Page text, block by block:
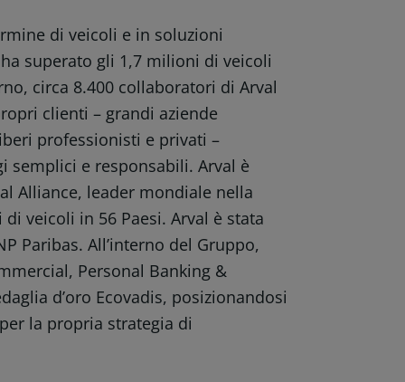
di veicoli e in soluzioni
superato gli 1,7 milioni di veicoli
circa 8.400 collaboratori di Arval
clienti – grandi aziende
professionisti e privati –
semplici e responsabili. Arval è
Alliance, leader mondiale nella
veicoli in 56 Paesi. Arval è stata
Paribas. All’interno del Gruppo,
Personal Banking &
d’oro Ecovadis, posizionandosi
la propria strategia di